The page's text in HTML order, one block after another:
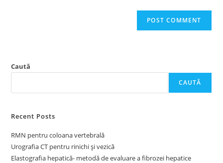
Caută
CAUTĂ
Recent Posts
RMN pentru coloana vertebrală
Urografia CT pentru rinichi și vezică
Elastografia hepatică- metodă de evaluare a fibrozei hepatice